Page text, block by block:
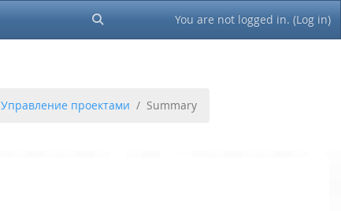
Toggle search inputYou are not logged in. (Log in)
Управление проектами Summary